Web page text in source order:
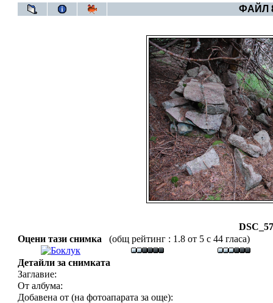
ФАЙЛ
Оцени тази снимка
(общ рейтинг : 1.8 от 5 с 44 гласа)
Детайли за снимката
Заглавие:
От албума:
Добавена от (на фотоапарата за още):